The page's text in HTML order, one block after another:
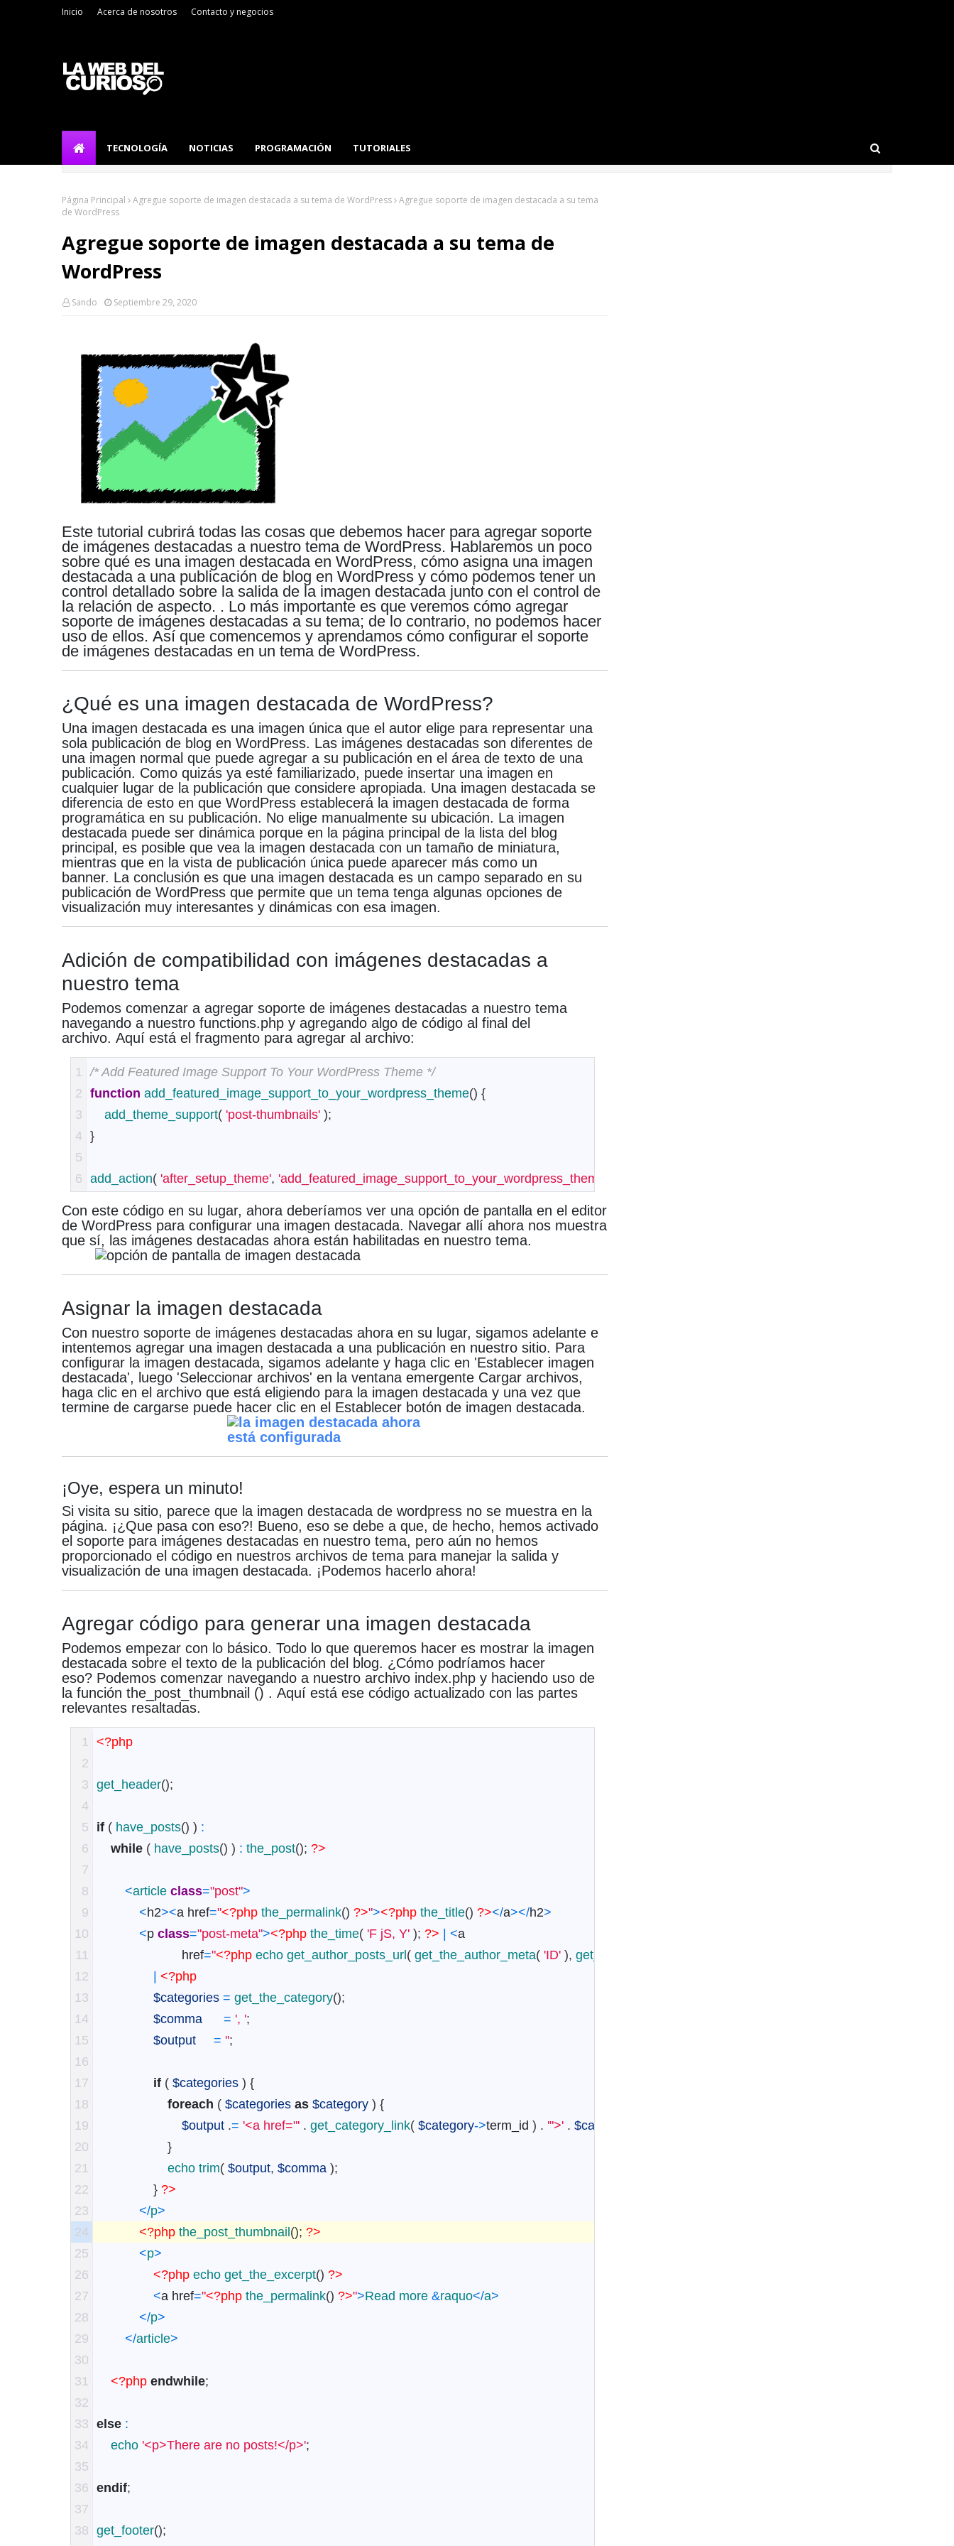
Inicio Acerca de nosotros Contacto y negocios
TECNOLOGÍA NOTICIAS PROGRAMACIÓN TUTORIALES
Página Principal Agregue soporte de imagen destacada a su tema de WordPress Agregue soporte de imagen destacada a su tema
de WordPress
Agregue soporte de imagen destacada a su tema de
WordPress
Sando Septiembre 29, 2020
Este tutorial cubrirá todas las cosas que debemos hacer para agregar soporte
de imágenes destacadas a nuestro tema de WordPress. Hablaremos un poco
sobre qué es una imagen destacada en WordPress, cómo asigna una imagen
destacada a una publicación de blog en WordPress y cómo podemos tener un
control detallado sobre la salida de la imagen destacada junto con el control de
la relación de aspecto. . Lo más importante es que veremos cómo agregar
soporte de imágenes destacadas a su tema; de lo contrario, no podemos hacer
uso de ellos. Así que comencemos y aprendamos cómo configurar el soporte
de imágenes destacadas en un tema de WordPress.
¿Qué es una imagen destacada de WordPress?
Una imagen destacada es una imagen única que el autor elige para representar una
sola publicación de blog en WordPress. Las imágenes destacadas son diferentes de
una imagen normal que puede agregar a su publicación en el área de texto de una
publicación. Como quizás ya esté familiarizado, puede insertar una imagen en
cualquier lugar de la publicación que considere apropiada. Una imagen destacada se
diferencia de esto en que WordPress establecerá la imagen destacada de forma
programática en su publicación. No elige manualmente su ubicación. La imagen
destacada puede ser dinámica porque en la página principal de la lista del blog
principal, es posible que vea la imagen destacada con un tamaño de miniatura,
mientras que en la vista de publicación única puede aparecer más como un
banner. La conclusión es que una imagen destacada es un campo separado en su
publicación de WordPress que permite que un tema tenga algunas opciones de
visualización muy interesantes y dinámicas con esa imagen.
Adición de compatibilidad con imágenes destacadas a
nuestro tema
Podemos comenzar a agregar soporte de imágenes destacadas a nuestro tema
navegando a nuestro functions.php y agregando algo de código al final del
archivo. Aquí está el fragmento para agregar al archivo:
1
2
3
4
5
6
/* Add Featured Image Support To Your WordPress Theme */
function add_featured_image_support_to_your_wordpress_theme() {
add_theme_support( 'post-thumbnails' );
}
add_action( 'after_setup_theme', 'add_featured_image_support_to_your_wordpress_theme'
Con este código en su lugar, ahora deberíamos ver una opción de pantalla en el editor
de WordPress para configurar una imagen destacada. Navegar allí ahora nos muestra
que sí, las imágenes destacadas ahora están habilitadas en nuestro tema.
Asignar la imagen destacada
Con nuestro soporte de imágenes destacadas ahora en su lugar, sigamos adelante e
intentemos agregar una imagen destacada a una publicación en nuestro sitio. Para
configurar la imagen destacada, sigamos adelante y haga clic en 'Establecer imagen
destacada', luego 'Seleccionar archivos' en la ventana emergente Cargar archivos,
haga clic en el archivo que está eligiendo para la imagen destacada y una vez que
termine de cargarse puede hacer clic en el Establecer botón de imagen destacada.
¡Oye, espera un minuto!
Si visita su sitio, parece que la imagen destacada de wordpress no se muestra en la
página. ¡¿Que pasa con eso?! Bueno, eso se debe a que, de hecho, hemos activado
el soporte para imágenes destacadas en nuestro tema, pero aún no hemos
proporcionado el código en nuestros archivos de tema para manejar la salida y
visualización de una imagen destacada. ¡Podemos hacerlo ahora!
Agregar código para generar una imagen destacada
Podemos empezar con lo básico. Todo lo que queremos hacer es mostrar la imagen
destacada sobre el texto de la publicación del blog. ¿Cómo podríamos hacer
eso? Podemos comenzar navegando a nuestro archivo index.php y haciendo uso de
la función the_post_thumbnail () . Aquí está ese código actualizado con las partes
relevantes resaltadas.
1
2
3
4
5
6
7
8
9
10
11
12
13
14
15
16
17
18
19
20
21
22
23
24
25
26
27
28
29
30
31
32
33
34
35
36
37
38
<?php
get_header();
if ( have_posts() ) :
while ( have_posts() ) : the_post(); ?>
<article class="post">
<h2><a href="<?php the_permalink() ?>"><?php the_title() ?></a></h2>
<p class="post-meta"><?php the_time( 'F jS, Y' ); ?> <a
href="<?php echo get_author_posts_url ( get_the_author_meta( 'ID' ), get_the_author_meta
<?php
$categories = get_the_category();
$comma
= ', ';
$output
= '';
if ( $categories ) {
foreach ( $categories as $category ) {
$output .= '<a href="' . get_category_link( $category->term_id ) . '">' . $category
}
echo trim( $output, $comma );
} ?>
</p>
<?php the_post_thumbnail (); ?>
<p>
<?php echo get_the_excerpt() ?>
<a href="<?php the_permalink() ?>">Read more &raquo</a>
</p>
</article>
<?php endwhile;
else :
echo '<p>There are no posts!</p>';
endif;
get_footer();